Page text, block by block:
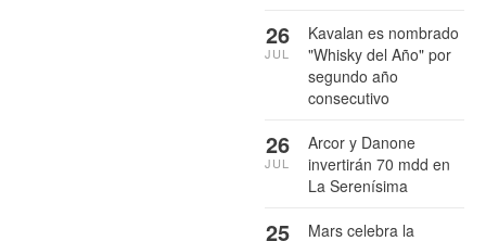
Kavalan es nombrado
"Whisky del Año" por
segundo año
consecutivo
26
JUL
Arcor y Danone
invertirán 70 mdd en
La Serenísima
26
JUL
Mars celebra la
25